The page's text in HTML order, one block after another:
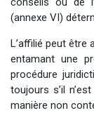
(annexe VI)
L’affilié peut être
entamant une
procédure
toujours s’il
manière non